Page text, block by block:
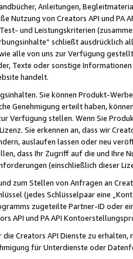
Anleitungen,
Nutzung von Creators API und PA
und Leistungskriterien
schließt ausdrücklich
alle von uns zur Verfügung
Texte oder sonstige
handelt.
Sie können Produkt-
Genehmigung erteilt haben,
Verfügung stellen. Wenn Sie
Sie erkennen an, dass wir
auslaufen lassen oder neu
dass Ihr Zugriff auf die und Ihre
(einschließlich dieser
zum Stellen von Anfragen an
(jedes Schlüsselpaar eine
zugeteilte Partner-ID oder
API und PA API
Creators API Dienste zu
für Unterdienste oder